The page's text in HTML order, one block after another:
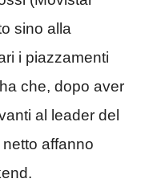
sino alla
i piazzamenti
che, dopo aver
al leader del
affanno